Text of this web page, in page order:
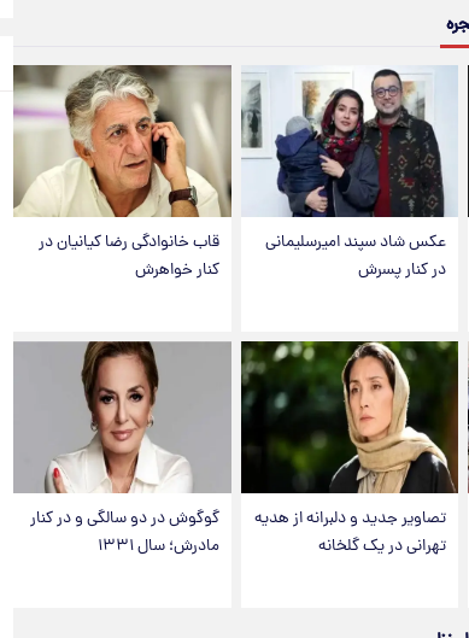
عکس شاد سپند امیرسلیمانی
در کنار پسرش
قاب خانوادگی رضا کیانیان در
کنار خواهرش
تصاویر جدید و دلبرانه از هدیه
تهرانی در یک گلخانه
گوگوش در دو سالگی و در کنار
مادرش؛ سال ۱۳۳۱